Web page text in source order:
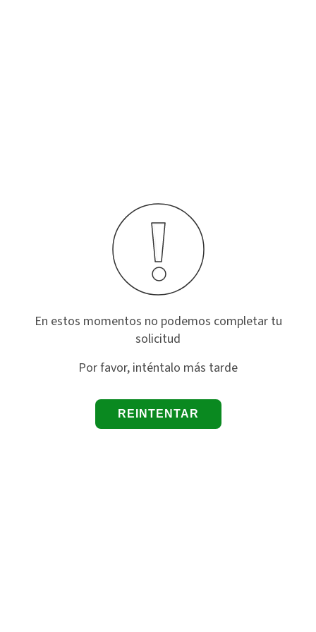
En estos momentos no podemos completar tu
solicitud
Por favor, inténtalo más tarde
REINTENTAR